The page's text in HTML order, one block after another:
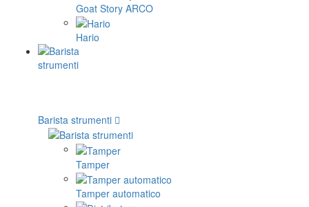
Goat Story ARCO
Hario
Barista strumenti
Tamper
Tamper automatico